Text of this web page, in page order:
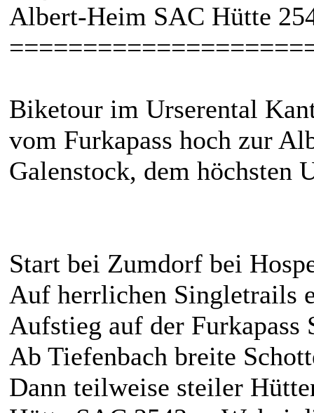
Albert-Heim SAC Hütte
Biketour im Urserental
vom Furkapass hoch zur
Galenstock, dem höchsten
Start bei Zumdorf bei
Auf herrlichen Singletrails
Aufstieg auf der Furkapass
Ab Tiefenbach breite
Dann teilweise steiler